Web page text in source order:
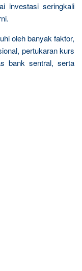
investasi seringkali
oleh banyak faktor,
pertukaran kurs
bank sentral, serta